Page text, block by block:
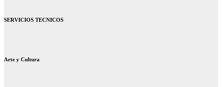
SERVICIOS TECNICOS
Arte y Cultura